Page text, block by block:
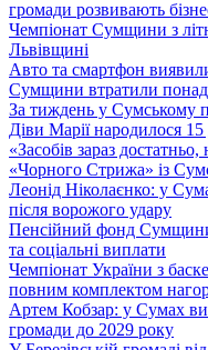
громади розвивають
Чемпіонат Сумщини з
Львівщині
Авто та смартфон
Сумщини втратили понад
За тиждень у Сумському
Діви Марії народилося 15
«Засобів зараз
«Чорного Стрижа» із
Леонід Ніколаєнко: у
після ворожого удару
Пенсійний фонд Сумщини
та соціальні виплати
Чемпіонат України з
повним комплектом
Артем Кобзар: у Сумах
громади до 2029 року